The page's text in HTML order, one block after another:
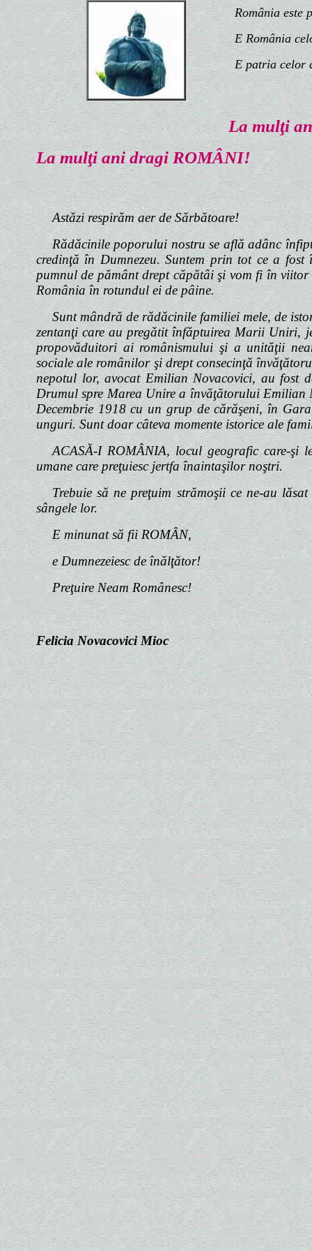
România este
E România
E patria celor
La mulţi
La mulţi ani dragi ROMÂNI!
Astăzi respirăm aer de Sărbătoare!
Rădăcinile poporului nostru se află adânc
credinţă în Dumnezeu. Suntem prin tot ce a
pumnul de pământ drept căpătâi şi vom fi în
România în rotundul ei de pâine.
Sunt mândră de rădăcinile familiei mele, de
zentanţi care au pregătit înfăptuirea Marii Uniri,
propovăduitori ai românismului şi a unităţii
sociale ale românilor şi drept consecinţă
nepotul lor, avocat Emilian Novacovici, au
Drumul spre Marea Unire a învăţătorului Emilian
Decembrie 1918 cu un grup de cărăşeni, în
unguri. Sunt doar câteva momente istorice ale
ACASĂ-I ROMÂNIA, locul geografic care-şi
umane care preţuiesc jertfa înaintaşilor noştri.
Trebuie să ne preţuim strămoşii ce ne-au
sângele lor.
E minunat să fii ROMÂN,
e Dumnezeiesc de înălţător!
Preţuire Neam Românesc!
Felicia Novacovici Mioc